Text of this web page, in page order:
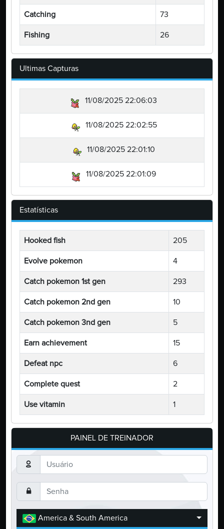
Catching 73
Fishing 26
Ultimas Capturas
11/08/2025 22:06:03
11/08/2025 22:02:55
11/08/2025 22:01:10
11/08/2025 22:01:09
Estatísticas
Hooked fish 205
Evolve pokemon 4
Catch pokemon 1st gen 293
Catch pokemon 2nd gen 10
Catch pokemon 3nd gen 5
Earn achievement 15
Defeat npc 6
Complete quest 2
Use vitamin 1
PAINEL DE TREINADOR
America & South America